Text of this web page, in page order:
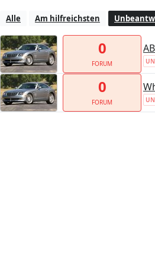
Alle Am hilfreichsten
0
FORUM
0
FORUM